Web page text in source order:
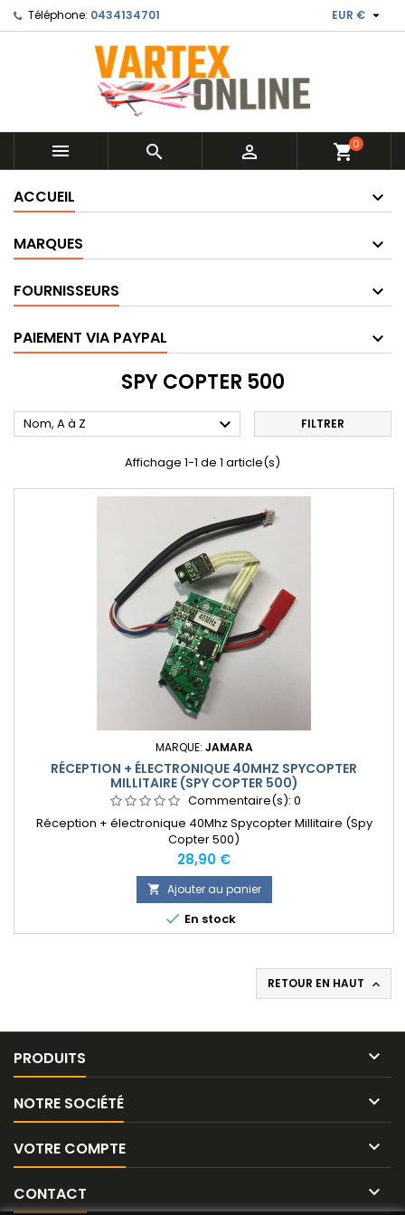
Téléphone: 0434134701 EUR € 
   shopping_cart0
ACCUEIL
MARQUES
FOURNISSEURS
PAIEMENT VIA PAYPAL
SPY COPTER 500
Nom, A à Z  FILTRER
Affichage 1-1 de 1 article(s)
MARQUE: JAMARA
RÉCEPTION + ÉLECTRONIQUE 40MHZ SPYCOPTER
MILLITAIRE (SPY COPTER 500)
Commentaire(s): 0
Réception + électronique 40Mhz Spycopter Millitaire (Spy
Copter 500)
Prix
28,90 €
 Ajouter au panier
 En stock
RETOUR EN HAUT 
PRODUITS 
NOTRE SOCIÉTÉ 
VOTRE COMPTE 
CONTACT 